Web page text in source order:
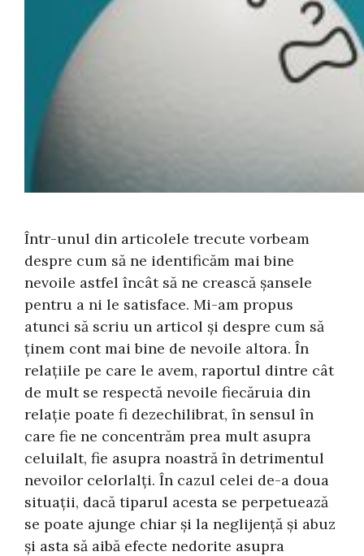
Într-unul din articolele trecute vorbeam
despre cum să ne identificăm mai bine
nevoile astfel încât să ne crească șansele
pentru a ni le satisface. Mi-am propus
atunci să scriu un articol și despre cum să
ținem cont mai bine de nevoile altora. În
relațiile pe care le avem, raportul dintre cât
de mult se respectă nevoile fiecăruia din
relație poate fi dezechilibrat, în sensul în
care fie ne concentrăm prea mult asupra
celuilalt, fie asupra noastră în detrimentul
nevoilor celorlalți. În cazul celei de-a doua
situații, dacă tiparul acesta se perpetuează
se poate ajunge chiar și la neglijență și abuz
și asta să aibă efecte nedorite asupra